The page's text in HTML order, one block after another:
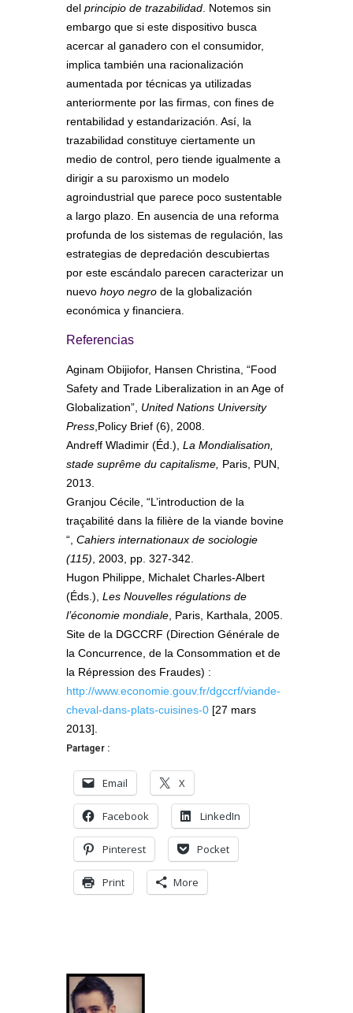
del principio de trazabilidad . Notemos sin
embargo que si este dispositivo busca
acercar al ganadero con el consumidor,
implica también una racionalización
aumentada por técnicas ya utilizadas
anteriormente por las firmas, con fines de
rentabilidad y estandarización. Así, la
trazabilidad constituye ciertamente un
medio de control, pero tiende igualmente a
dirigir a su paroxismo un modelo
agroindustrial que parece poco sustentable
a largo plazo. En ausencia de una reforma
profunda de los sistemas de regulación, las
estrategias de depredación descubiertas
por este escándalo parecen caracterizar un
nuevo hoyo negro de la globalización
económica y financiera.
Referencias
Aginam Obijiofor, Hansen Christina, “Food
Safety and Trade Liberalization in an Age of
Globalization”, United Nations University
Press ,Policy Brief (6), 2008.
Andreff Wladimir (Éd.), La Mondialisation,
stade suprême du capitalisme, Paris, PUN,
2013.
Granjou Cécile, “L’introduction de la
traçabilité dans la filière de la viande bovine
“, Cahiers internationaux de sociologie
(115) , 2003, pp. 327-342.
Hugon Philippe, Michalet Charles-Albert
(Éds.), Les Nouvelles régulations de
l’économie mondiale , Paris, Karthala, 2005.
Site de la DGCCRF (Direction Générale de
la Concurrence, de la Consommation et de
la Répression des Fraudes) :
http://www.economie.gouv.fr/dgccrf/viande-
cheval-dans-plats-cuisines-0 [27 mars
2013].
Partager :
Email X
Facebook LinkedIn
Pinterest Pocket
Print More